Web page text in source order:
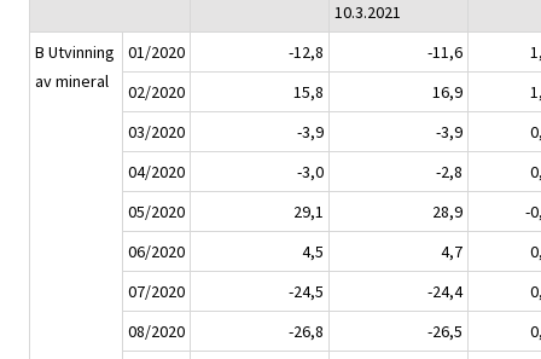
10.3.2021
B Utvinning
av mineral
01/2020 -12,8 -11,6
02/2020
15,8 16,9
03/2020
-3,9 -3,9
04/2020
-3,0 -2,8
05/2020
29,1 28,9
-
06/2020
4,5 4,7
07/2020
-24,5 -24,4
08/2020
-26,8 -26,5